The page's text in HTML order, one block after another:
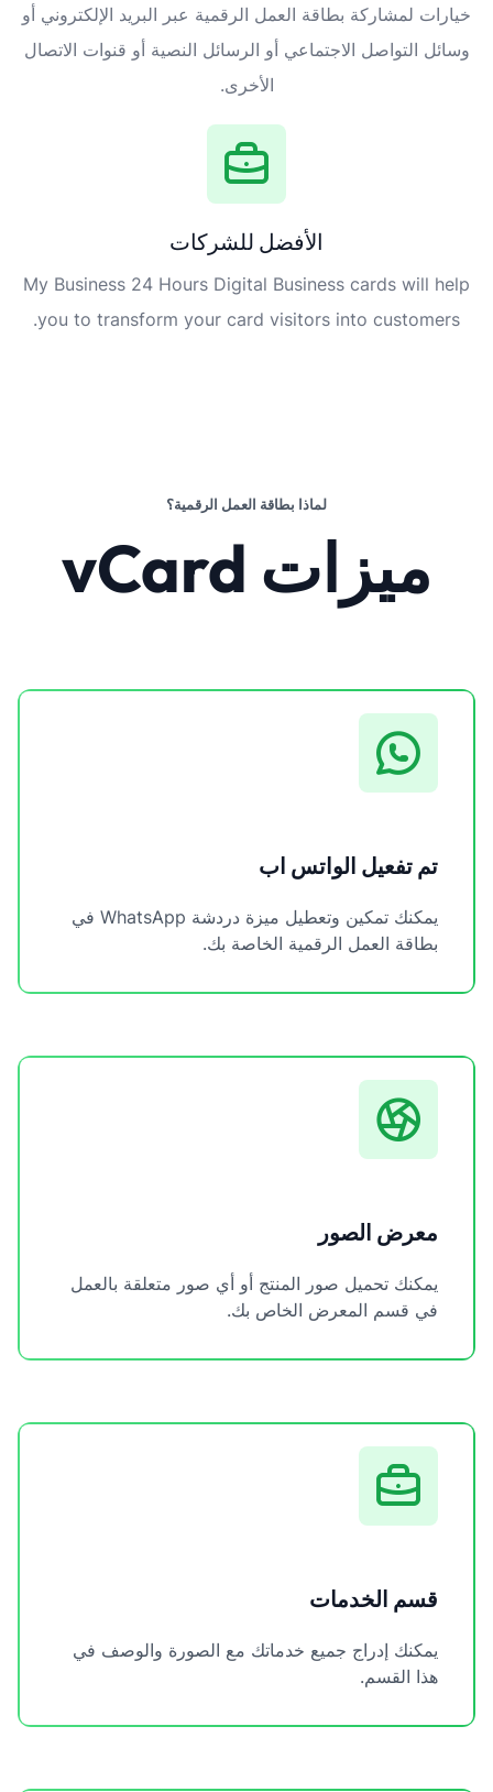
خيارات لمشاركة بطاقة العمل الرقمية عبر البريد الإلكتروني أو
وسائل التواصل الاجتماعي أو الرسائل النصية أو قنوات الاتصال
الأخرى.
الأفضل للشركات
My Business 24 Hours Digital Business cards will help
you to transform your card visitors into customers.
لماذا بطاقة العمل الرقمية؟
ميزات vCard
تم تفعيل الواتس اب
يمكنك تمكين وتعطيل ميزة دردشة WhatsApp في
بطاقة العمل الرقمية الخاصة بك.
معرض الصور
يمكنك تحميل صور المنتج أو أي صور متعلقة بالعمل
في قسم المعرض الخاص بك.
قسم الخدمات
يمكنك إدراج جميع خدماتك مع الصورة والوصف في
هذا القسم.